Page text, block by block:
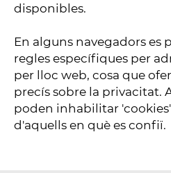
disponibles.
En alguns navegadors es
regles específiques per
per lloc web, cosa que
precís sobre la privacitat.
poden inhabilitar
d'aquells en què es confiï.